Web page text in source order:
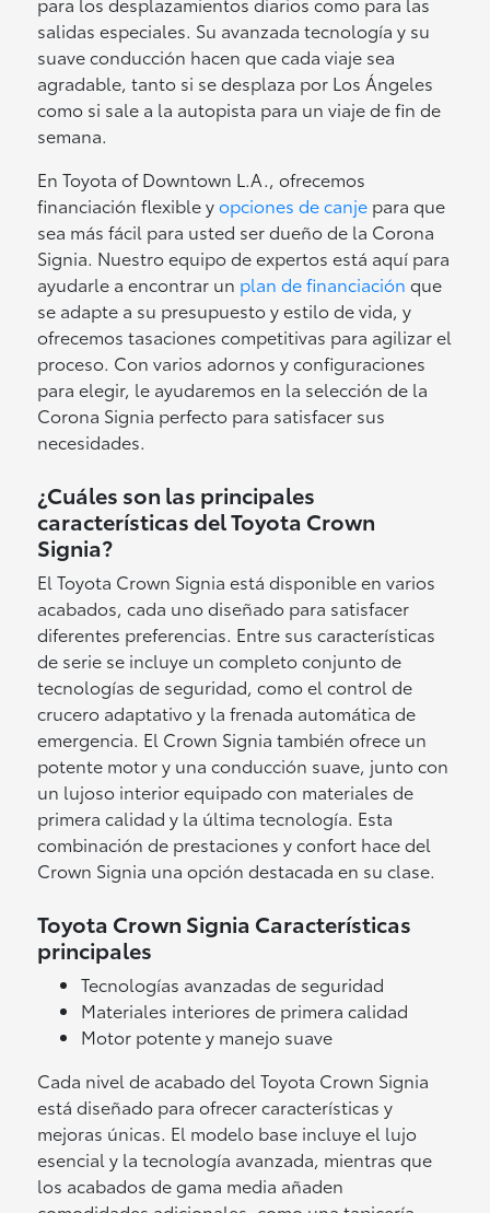
salidas especiales. Su avanzada tecnología y su
suave conducción hacen que cada viaje sea
agradable, tanto si se desplaza por Los Ángeles
como si sale a la autopista para un viaje de fin de
semana.
En Toyota of Downtown L.A., ofrecemos
financiación flexible yopciones de canje para que
sea más fácil para usted ser dueño de la Corona
Signia. Nuestro equipo de expertos está aquí para
ayudarle a encontrar un plan de financiación que
se adapte a su presupuesto y estilo de vida, y
ofrecemos tasaciones competitivas para agilizar el
proceso. Con varios adornos y configuraciones
para elegir, le ayudaremos en la selección de la
Corona Signia perfecto para satisfacer sus
necesidades.
¿Cuáles son las principales
características del Toyota Crown
Signia?
El Toyota Crown Signia está disponible en varios
acabados, cada uno diseñado para satisfacer
diferentes preferencias. Entre sus características
de serie se incluye un completo conjunto de
tecnologías de seguridad, como el control de
crucero adaptativo y la frenada automática de
emergencia. El Crown Signia también ofrece un
potente motor y una conducción suave, junto con
un lujoso interior equipado con materiales de
primera calidad y la última tecnología. Esta
combinación de prestaciones y confort hace del
Crown Signia una opción destacada en su clase.
Toyota Crown Signia Características
principales
Tecnologías avanzadas de seguridad
Materiales interiores de primera calidad
Motor potente y manejo suave
Cada nivel de acabado del Toyota Crown Signia
está diseñado para ofrecer características y
mejoras únicas. El modelo base incluye el lujo
esencial y la tecnología avanzada, mientras que
los acabados de gama media añaden